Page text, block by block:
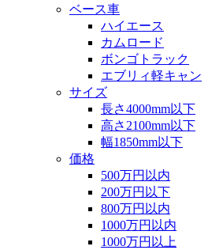
ベース車
ハイエース
カムロード
ボンゴトラック
エブリィ軽キャン
サイズ
長さ4000mm以下
高さ2100mm以下
幅1850mm以下
価格
500万円以内
200万円以下
800万円以内
1000万円以内
1000万円以上